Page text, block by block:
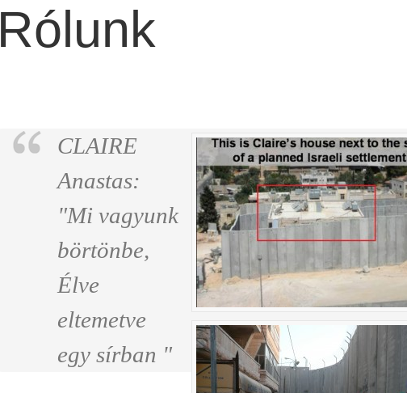
Rólunk
CLAIRE
Anastas:
"Mi vagyunk
börtönbe,
Élve
eltemetve
egy sírban "